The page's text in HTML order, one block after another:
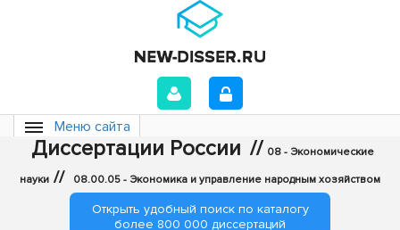
Меню сайта
Диссертации России // 08 - Экономические
науки // 08.00.05 - Экономика и управление народным хозяйством
Открыть удобный поиск по каталогу
более 800 000 диссертаций